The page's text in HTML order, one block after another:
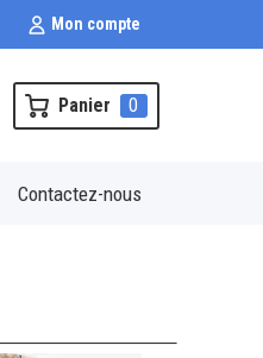
Mon compte
Panier 0
Contactez-nous